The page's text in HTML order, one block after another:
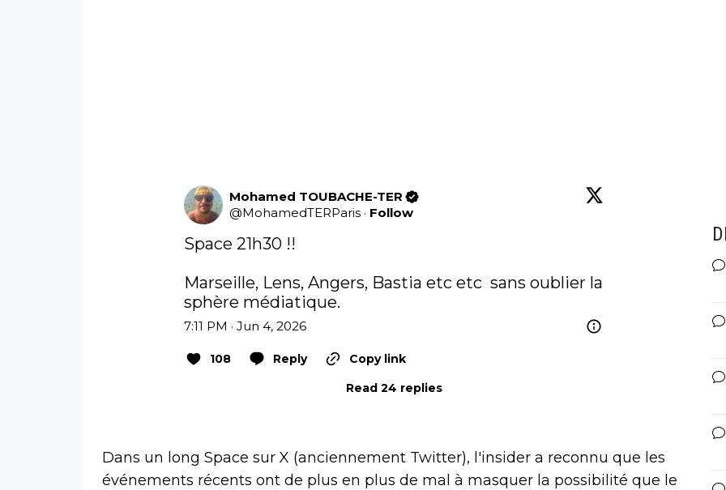
Mohamed TOUBACHE-TER
@MohamedTERParis · Follow
Space 21h30 !!
Marseille, Lens, Angers, Bastia etc etc  sans oublier la
sphère médiatique.
7:11 PM · Jun 4, 2026
108 Reply
Copy link
Read 24 replies
Dans un long Space sur X (anciennement Twitter), l'insider a reconnu que les
événements récents ont de plus en plus de mal à masquer la possibilité que le